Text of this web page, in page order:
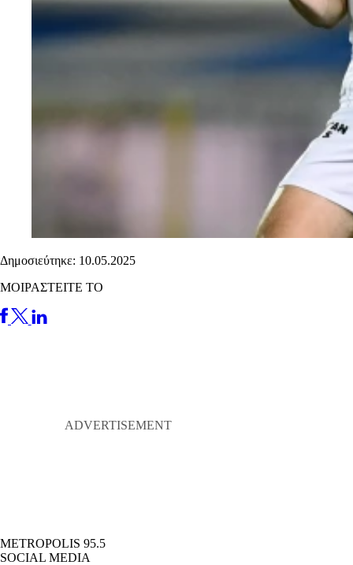
Δημοσιεύτηκε: 10.05.2025
ΜΟΙΡΑΣΤΕΙΤΕ ΤΟ
METROPOLIS 95.5
SOCIAL MEDIA